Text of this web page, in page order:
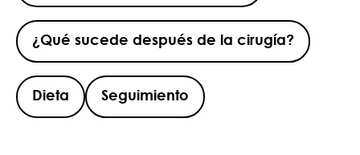
¿Qué sucede después de la cirugía?
Dieta Seguimiento